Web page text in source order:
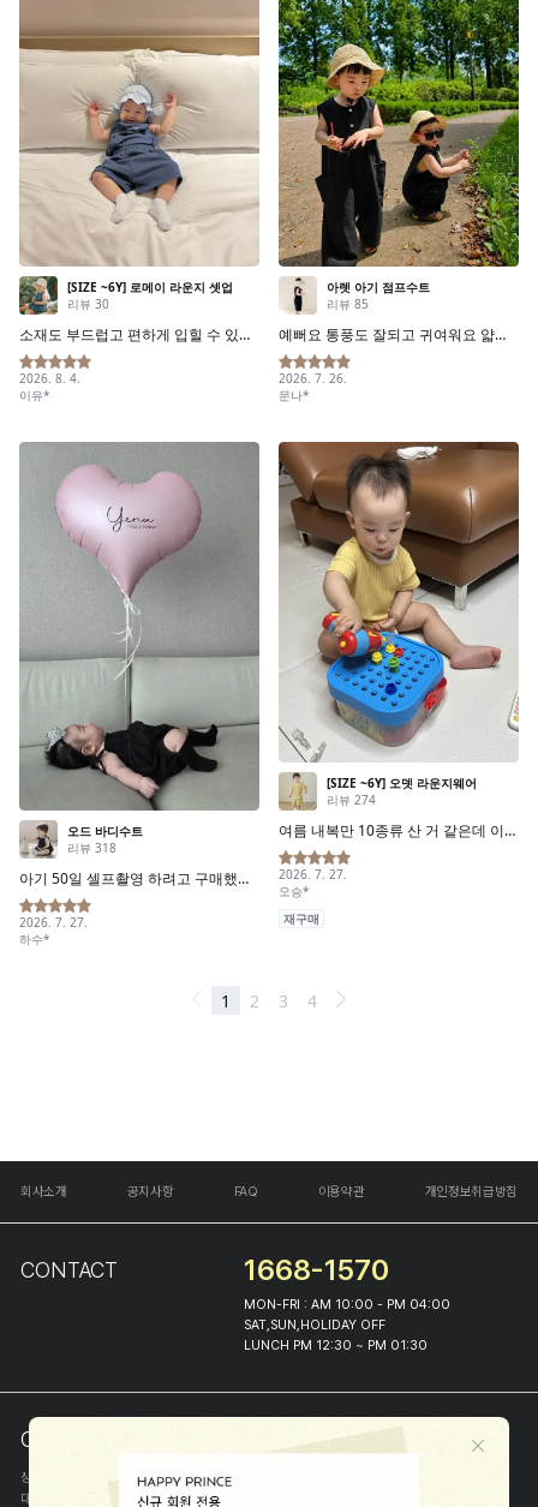
회사소개 공지사항 FAQ 이용약관 개인정보취급방침
CONTACT 1668-1570
MON-FRI : AM 10:00 - PM 04:00
SAT,SUN,HOLIDAY OFF
LUNCH PM 12:30 ~ PM 01:30
COMPANY INFO
상호
(주)해피프린스
대표
이화진